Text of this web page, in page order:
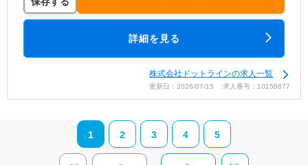
詳細を見る
株式会社ドットラインの求人一覧
更新日：2026/07/15 求人番号：10158877
1 2 3 4 5